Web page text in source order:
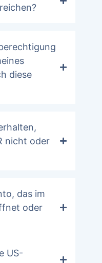
diese
nicht oder
das im
oder
US-